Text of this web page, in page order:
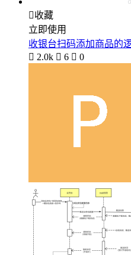
收藏
立即使用
收银台扫码添加商品的
 2.0k  6  0